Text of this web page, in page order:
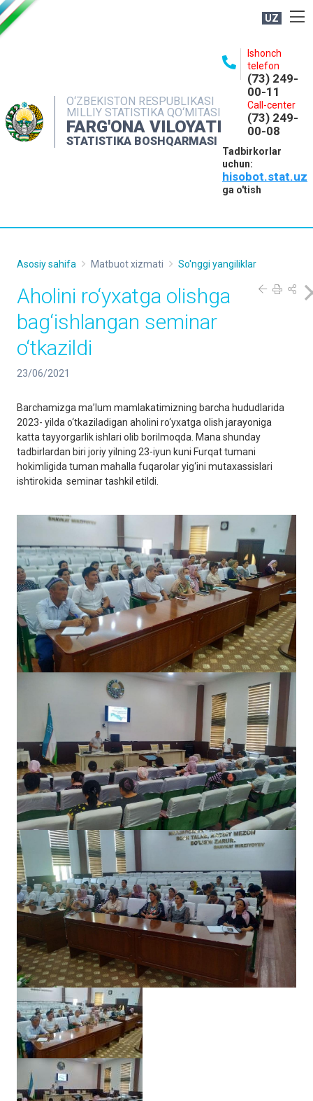
UZ
O‘ZBEKISTON RESPUBLIKASI
MILLIY STATISTIKA QO‘MITASI
FARG'ONA VILOYATI
STATISTIKA BOSHQARMASI
Ishonch
telefon
(73) 249-
00-11
Call-center
(73) 249-
00-08
Tadbirkorlar
uchun:
hisobot.stat.uz
ga o'tish
NASHRLAR
INTERAKTIV XIZMATLAR
MATBUOT XIZMATI
Asosiy sahifa Matbuot xizmati So'nggi yangiliklar
Aholini ro‘yxatga olishga
bag‘ishlangan seminar
o‘tkazildi
23/06/2021
Barchamizga ma’lum mamlakatimizning barcha hududlarida
2023- yilda o‘tkaziladigan aholini ro‘yxatga olish jarayoniga
katta tayyorgarlik ishlari olib borilmoqda. Mana shunday
tadbirlardan biri joriy yilning 23-iyun kuni Furqat tumani
hokimligida tuman mahalla fuqarolar yig‘ini mutaxassislari
ishtirokida seminar tashkil etildi.